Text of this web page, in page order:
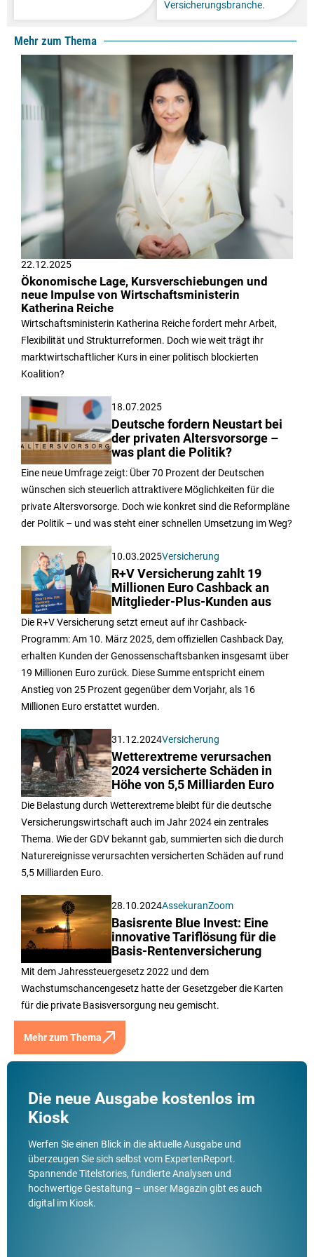
Versicherungsbranche.
Mehr zum Thema
22.12.2025
Ökonomische Lage, Kursverschiebungen und
neue Impulse von Wirtschaftsministerin
Katherina Reiche
Wirtschaftsministerin Katherina Reiche fordert mehr Arbeit,
Flexibilität und Strukturreformen. Doch wie weit trägt ihr
marktwirtschaftlicher Kurs in einer politisch blockierten
Koalition?
18.07.2025
Deutsche fordern Neustart bei
der privaten Altersvorsorge –
was plant die Politik?
Eine neue Umfrage zeigt: Über 70 Prozent der Deutschen
wünschen sich steuerlich attraktivere Möglichkeiten für die
private Altersvorsorge. Doch wie konkret sind die Reformpläne
der Politik – und was steht einer schnellen Umsetzung im Weg?
10.03.2025Versicherung
R+V Versicherung zahlt 19
Millionen Euro Cashback an
Mitglieder-Plus-Kunden aus
Die R+V Versicherung setzt erneut auf ihr Cashback-
Programm: Am 10. März 2025, dem offiziellen Cashback Day,
erhalten Kunden der Genossenschaftsbanken insgesamt über
19 Millionen Euro zurück. Diese Summe entspricht einem
Anstieg von 25 Prozent gegenüber dem Vorjahr, als 16
Millionen Euro erstattet wurden.
31.12.2024Versicherung
Wetterextreme verursachen
2024 versicherte Schäden in
Höhe von 5,5 Milliarden Euro
Die Belastung durch Wetterextreme bleibt für die deutsche
Versicherungswirtschaft auch im Jahr 2024 ein zentrales
Thema. Wie der GDV bekannt gab, summierten sich die durch
Naturereignisse verursachten versicherten Schäden auf rund
5,5 Milliarden Euro.
28.10.2024AssekuranZoom
Basisrente Blue Invest: Eine
innovative Tariflösung für die
Basis-Rentenversicherung
Mit dem Jahressteuergesetz 2022 und dem
Wachstumschancengesetz hatte der Gesetzgeber die Karten
für die private Basisversorgung neu gemischt.
Mehr zum Thema
Die neue Ausgabe kostenlos im
Kiosk
Werfen Sie einen Blick in die aktuelle Ausgabe und
überzeugen Sie sich selbst vom ExpertenReport.
Spannende Titelstories, fundierte Analysen und
hochwertige Gestaltung – unser Magazin gibt es auch
digital im Kiosk.